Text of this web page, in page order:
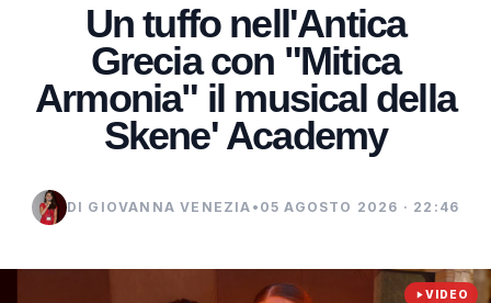
Un tuffo nell'Antica
Grecia con "Mitica
Armonia" il musical della
Skene' Academy
DI GIOVANNA VENEZIA • 05 AGOSTO 2026 · 22:46
VIDEO